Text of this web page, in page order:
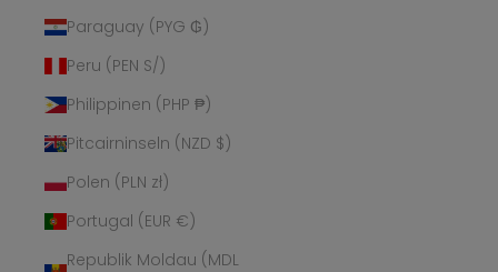
Paraguay (PYG ₲)
Peru (PEN S/)
Philippinen (PHP ₱)
Pitcairninseln (NZD $)
Polen (PLN zł)
Portugal (EUR €)
Republik Moldau (MDL